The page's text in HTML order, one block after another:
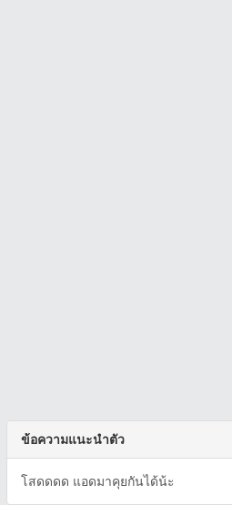
ข้อความแนะนำตัว
โสดดดด แอดมาคุยกันได้น้ะ